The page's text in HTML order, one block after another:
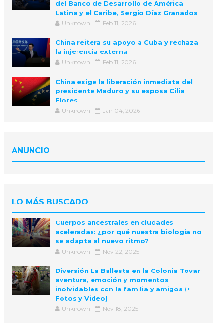
del Banco de Desarrollo de América
Latina y el Caribe, Sergio Díaz Granados
Unknown Feb 11, 2026
China reitera su apoyo a Cuba y rechaza
la injerencia externa
Unknown Feb 11, 2026
China exige la liberación inmediata del
presidente Maduro y su esposa Cilia
Flores
Unknown Jan 04, 2026
ANUNCIO
LO MÁS BUSCADO
Cuerpos ancestrales en ciudades
aceleradas: ¿por qué nuestra biología no
se adapta al nuevo ritmo?
Unknown Nov 22, 2025
Diversión La Ballesta en la Colonia Tovar:
aventura, emoción y momentos
inolvidables con la familia y amigos (+
Fotos y Video)
Unknown Nov 18, 2025